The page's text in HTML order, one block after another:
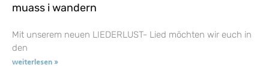
muass i wandern
Mit unserem neuen LIEDERLUST- Lied möchten wir euch in
den
weiterlesen »